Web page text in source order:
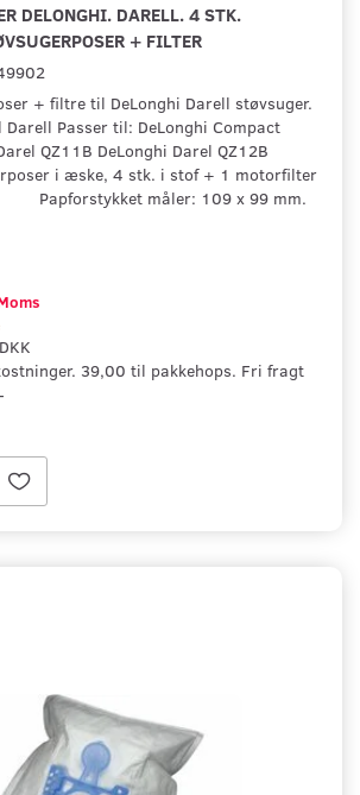
DELONGHI. DARELL. 4 STK.
+ FILTER
+ filtre til DeLonghi Darell støvsuger.
Passer til: DeLonghi Compact
QZ11B DeLonghi Darel QZ12B
i æske, 4 stk. i stof + 1 motorfilter
måler: 109 x 99 mm.
39,00 til pakkehops. Fri fragt